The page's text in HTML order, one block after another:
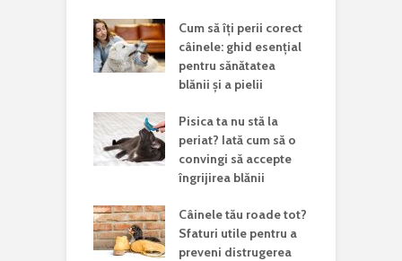
Cum să îți perii corect
câinele: ghid esențial
pentru sănătatea
blănii și a pielii
Pisica ta nu stă la
periat? Iată cum să o
convingi să accepte
îngrijirea blănii
Câinele tău roade tot?
Sfaturi utile pentru a
preveni distrugerea